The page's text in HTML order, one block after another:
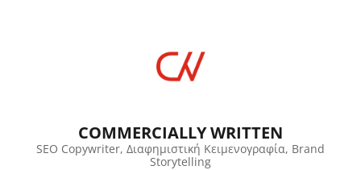
COMMERCIALLY WRITTEN
SEO Copywriter, Διαφημιστική Κειμενογραφία, Brand
Storytelling